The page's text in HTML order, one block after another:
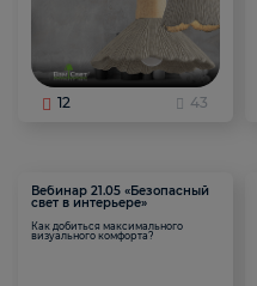
12 43
Вебинар 21.05 «Безопасный
свет в интерьере»
Как добиться максимального
визуального комфорта?